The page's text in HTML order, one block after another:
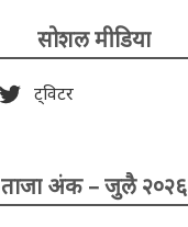
सोशल मीडिया
ट्विटर
ताजा अंक – जुलै २०२६